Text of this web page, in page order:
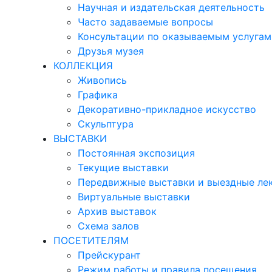
Научная и издательская деятельность
Часто задаваемые вопросы
Консультации по оказываемым услугам
Друзья музея
КОЛЛЕКЦИЯ
Живопись
Графика
Декоративно-прикладное искусство
Скульптура
ВЫСТАВКИ
Постоянная экспозиция
Текущие выставки
Передвижные выставки и выездные
Виртуальные выставки
Архив выставок
Схема залов
ПОСЕТИТЕЛЯМ
Прейскурант
Режим работы и правила посещения